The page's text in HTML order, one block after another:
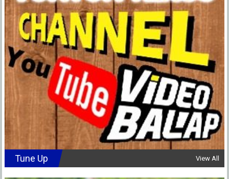
Tune Up View All